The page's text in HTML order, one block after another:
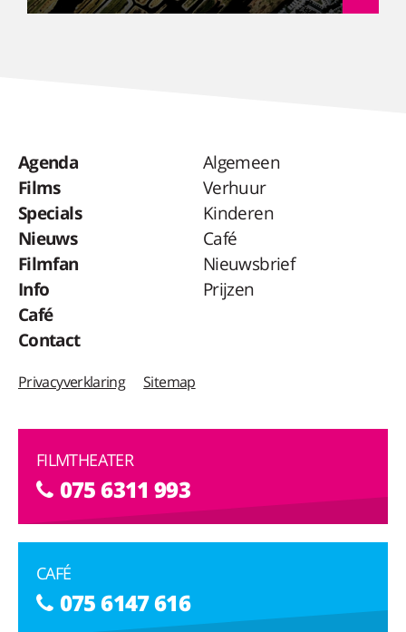
Agenda
Films
Specials
Nieuws
Filmfan
Info
Café
Contact
Algemeen
Verhuur
Kinderen
Café
Nieuwsbrief
Prijzen
Privacyverklaring Sitemap
FILMTHEATER
075 6311 993
CAFÉ
075 6147 616